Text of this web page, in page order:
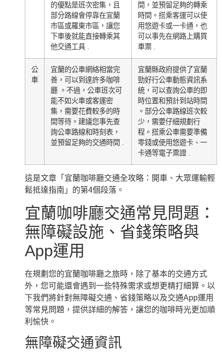
的優點是班次密集，且
部分路線會停靠在宜蘭
市區或羅東市區，讓您
下車後就能直接轉乘其
他交通工具 .
間，並預留足夠的轉乘
時間。搭乘客運可以使
用悠遊卡或一卡通，也
可以事先在網路上購買
車票 .
公
車
宜蘭的公車網絡相當完
善，可以到達許多咖啡
廳 。不過，公車班次可
能不如火車或客運密
集，需要花費較多的時
間等待。建議您事先查
詢公車路線和時刻表，
並預留足夠的交通時間 .
宜蘭縣政府提供了宜蘭
勁好行公車動態資訊系
統，可以查詢公車的即
時位置和預計到站時間
。部分公車路線班次較
少，需要仔細規劃行
程。搭乘公車需要準備
零錢或使用悠遊卡、一
卡通等電子票證 .
這是文章「宜蘭咖啡廳交通全攻略：開車、大眾運輸輕
鬆抵達指南」的第4個段落。
宜蘭咖啡廳交通常見問題：
無障礙設施、省錢策略與
App運用
在規劃您的宜蘭咖啡廳之旅時，除了基本的交通方式
外，您可能還會遇到一些特殊需求或想更精打細算。以
下我們將針對無障礙交通、省錢策略以及交通App運用
等常見問題，提供詳細的解答，讓您的咖啡時光更加順
利愉快。
無障礙交通資訊